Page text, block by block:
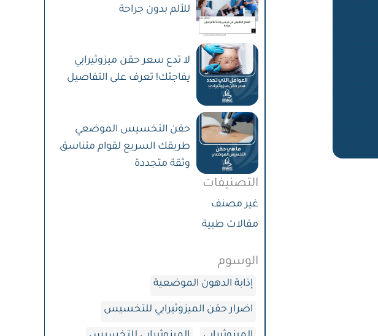
للألم بدون جراحة
لا تدع سعر حقن ميزوثيرابي
يفاجئك! تعرف على التفاصيل
حقن التخسيس الموضعي
طريقك السريع لقوام متناسق
وثقة متجددة
التصنيفات
غير مصنف
مقالات طبية
الوسوم
إذابة الدهون الموضعية
اضرار حقن الميزوثيرابي للتخسيس